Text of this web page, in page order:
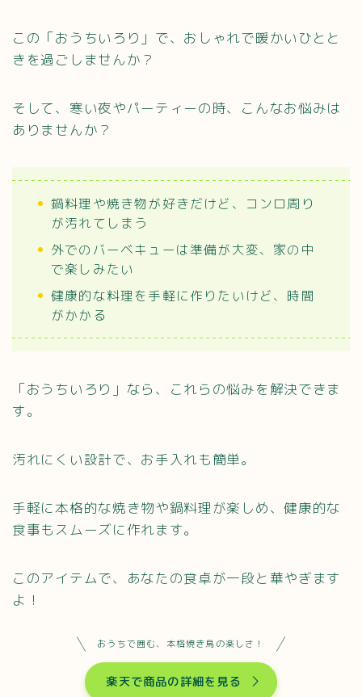
この「おうちいろり」で、おしゃれで暖かいひとと
きを過ごしませんか？
そして、寒い夜やパーティーの時、こんなお悩みは
ありませんか？
鍋料理や焼き物が好きだけど、コンロ周り
が汚れてしまう
外でのバーベキューは準備が大変、家の中
で楽しみたい
健康的な料理を手軽に作りたいけど、時間
がかかる
「おうちいろり」なら、これらの悩みを解決できま
す。
汚れにくい設計で、お手入れも簡単。
手軽に本格的な焼き物や鍋料理が楽しめ、健康的な
食事もスムーズに作れます。
このアイテムで、あなたの食卓が一段と華やぎます
よ！
おうちで囲む、本格焼き鳥の楽しさ！
楽天で商品の詳細を見る